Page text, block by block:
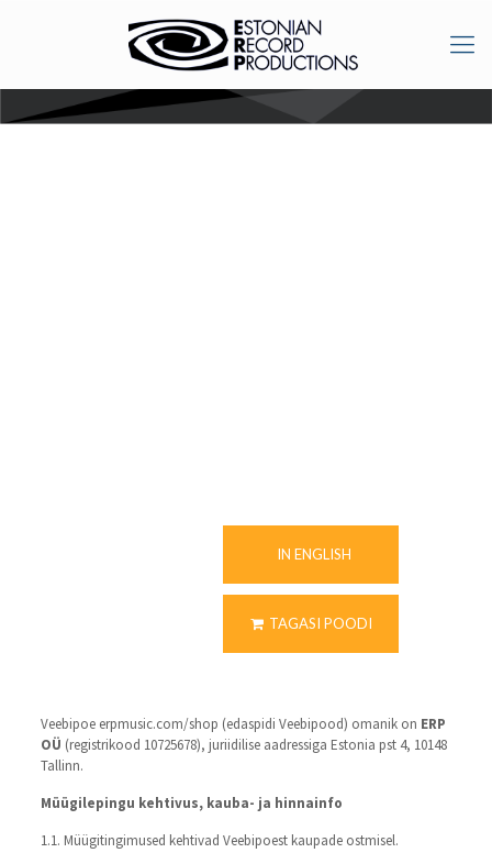
IN ENGLISH
TAGASI POODI
Veebipoe erpmusic.com/shop (edaspidi Veebipood) omanik on ERP
OÜ (registrikood 10725678), juriidilise aadressiga Estonia pst 4, 10148
Tallinn.
Müügilepingu kehtivus, kauba- ja hinnainfo
1.1. Müügitingimused kehtivad Veebipoest kaupade ostmisel.